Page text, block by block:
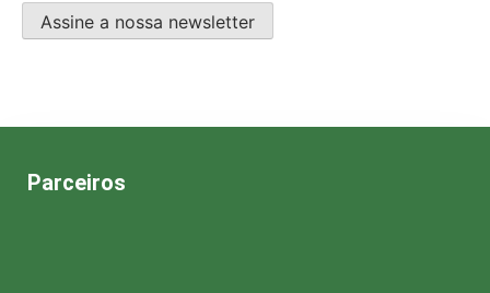
Assine a nossa newsletter
Parceiros